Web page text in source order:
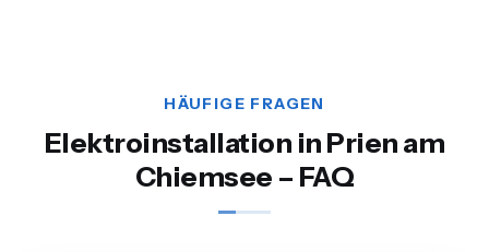
HÄUFIGE FRAGEN
Elektroinstallation in Prien am
Chiemsee – FAQ